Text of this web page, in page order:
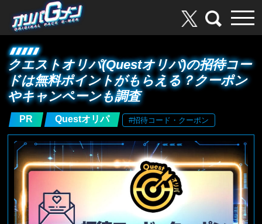
クエストオリパ(Questオリパ)の招待コー
ドは無料ポイントがもらえる？クーポン
やキャンペーンも調査
PR Questオリパ #招待コード・クーポン